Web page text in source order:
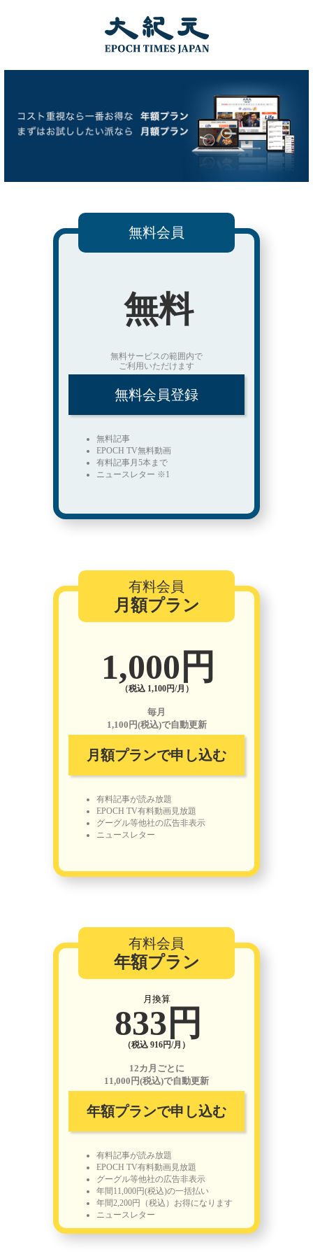
無料会員
無料
無料サービスの範囲内で
ご利用いただけます
無料会員登録
無料記事
EPOCH TV無料動画
有料記事月5本まで
ニュースレター ※1
有料会員
月額プラン
1,000円
（税込 1,100円/月）
毎月
1,100円(税込)で自動更新
月額プランで申し込む
有料記事が読み放題
EPOCH TV有料動画見放題
グーグル等他社の広告非表示
ニュースレター
有料会員
年額プラン
月換算
833円
（税込 916円/月）
12カ月ごとに
11,000円(税込)で自動更新
年額プランで申し込む
有料記事が読み放題
EPOCH TV有料動画見放題
グーグル等他社の広告非表示
年間11,000円(税込)の一括払い
年間2,200円（税込）お得になります
ニュースレター